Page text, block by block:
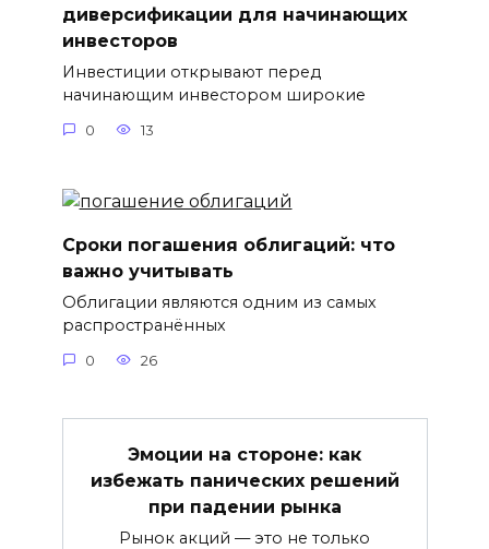
диверсификации для начинающих
инвесторов
Инвестиции открывают перед
начинающим инвестором широкие
0 13
Сроки погашения облигаций: что
важно учитывать
Облигации являются одним из самых
распространённых
0 26
Эмоции на стороне: как
избежать панических решений
при падении рынка
Рынок акций — это не только